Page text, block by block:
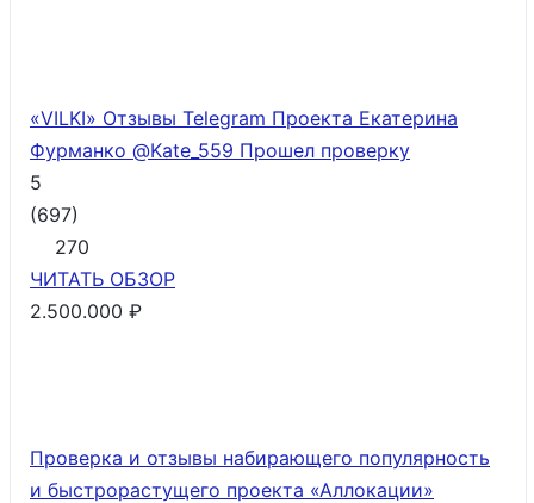
«VILKI» Отзывы Telegram Проекта Екатерина
Фурманко @Kate_559 Прошел проверку
5
(697)
270
ЧИТАТЬ ОБЗОР
2.500.000 ₽
Проверка и отзывы набирающего популярность
и быстрорастущего проекта «Аллокации»